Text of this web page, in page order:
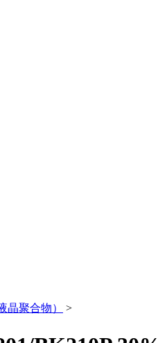
晶聚合物） >